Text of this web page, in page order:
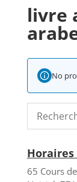
livre
No
65 Cours